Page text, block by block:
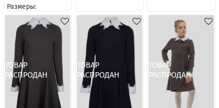
Размеры: